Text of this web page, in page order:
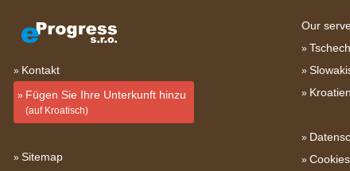
Kontakt
Fügen Sie Ihre Unterkunft hinzu
(auf Kroatisch)
Sitemap
Our
Kroatien
Cookies